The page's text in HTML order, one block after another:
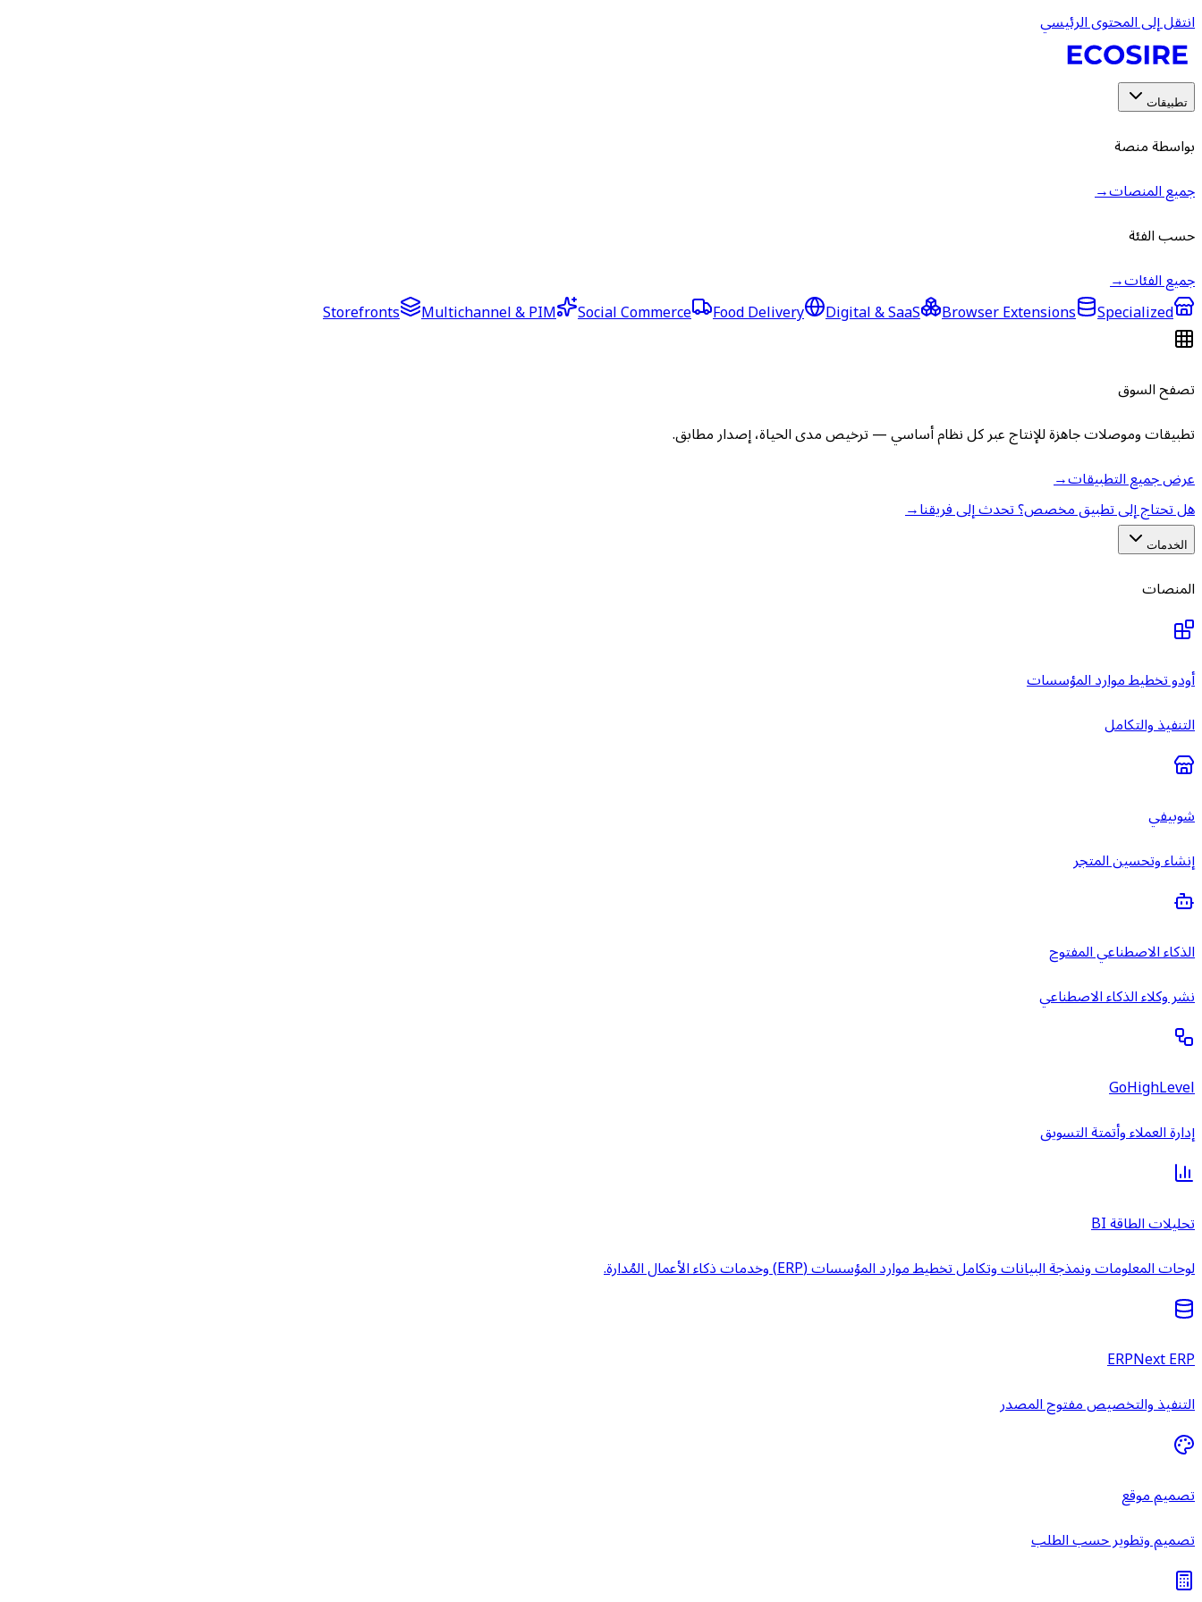
انتقل إلى المحتوى الرئيسي
تطبيقات
بواسطة منصة
جميع المنصات→
حسب الفئة
جميع الفئات→
Storefronts
Multichannel & PIM Social Commerce Food Delivery Digital & SaaS Browser Extensions Specialized
تصفح السوق
تطبيقات وموصلات جاهزة للإنتاج عبر كل نظام أساسي — ترخيص مدى الحياة، إصدار مطابق.
عرض جميع التطبيقات→
هل تحتاج إلى تطبيق مخصص؟ تحدث إلى فريقنا→
الخدمات
المنصات
أودو تخطيط موارد المؤسسات
التنفيذ والتكامل
شوبيفي
إنشاء وتحسين المتجر
الذكاء الاصطناعي المفتوح
نشر وكلاء الذكاء الاصطناعي
GoHighLevel
إدارة العملاء وأتمتة التسويق
تحليلات الطاقة BI
لوحات المعلومات ونمذجة البيانات وتكامل تخطيط موارد المؤسسات (ERP) وخدمات ذكاء الأعمال المُدارة.
ERPNext ERP
التنفيذ والتخصيص مفتوح المصدر
تصميم موقع
تصميم وتطوير حسب الطلب